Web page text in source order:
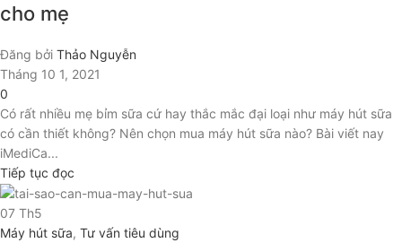
cho mẹ
Đăng bởi Thảo Nguyễn
Tháng 10 1, 2021
0
Có rất nhiều mẹ bỉm sữa cứ hay thắc mắc đại loại như máy hút sữa
có cần thiết không? Nên chọn mua máy hút sữa nào? Bài viết nay
iMediCa...
Tiếp tục đọc
07 Th5
Máy hút sữa, Tư vấn tiêu dùng